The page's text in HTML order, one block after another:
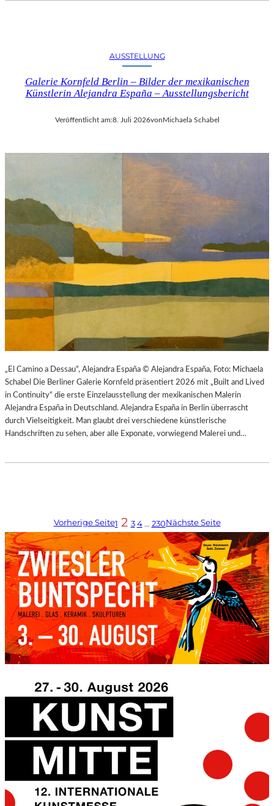
AUSSTELLUNG
Galerie Kornfeld Berlin – Bilder der mexikanischen
Künstlerin Alejandra España – Ausstellungsbericht
Veröffentlicht am:8. Juli 2026vonMichaela Schabel
„El Camino a Dessau“, Alejandra España © Alejandra España, Foto: Michaela
Schabel Die Berliner Galerie Kornfeld präsentiert 2026 mit „Built and Lived
in Continuity“ die erste Einzelausstellung der mexikanischen Malerin
Alejandra España in Deutschland. Alejandra España in Berlin überrascht
durch Vielseitigkeit. Man glaubt drei verschiedene künstlerische
Handschriften zu sehen, aber alle Exponate, vorwiegend Malerei und…
Vorherige Seite1 2 3 4 … 230Nächste Seite